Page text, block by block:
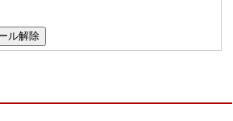
ル解除